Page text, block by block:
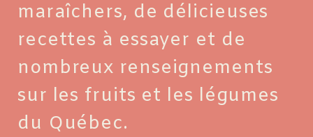
maraîchers, de délicieuses
recettes à essayer et de
nombreux renseignements
sur les fruits et les légumes
du Québec.